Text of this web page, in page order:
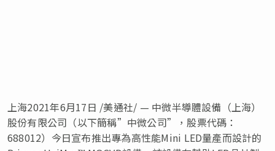
上海2021年6月17日 /美通社/ — 中微半導體設備（上海）
股份有限公司（以下簡稱”中微公司”，股票代碼：
688012）今日宣布推出專為高性能Mini LED量產而設計的